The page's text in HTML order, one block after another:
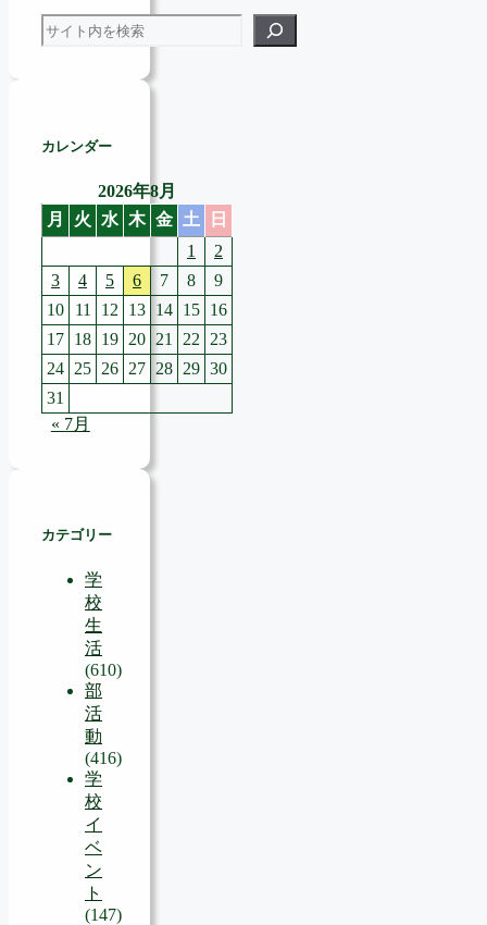
検索
カレンダー
2026年8月
月
火 水 木 金 土
日
1
2
3
4 5 6 7 8
9
10
11 12 13 14 15 16
17 18 19 20 21 22
23
24 25 26 27 28 29 30
31
« 7月
カテゴリー
学
校
生
活
(610)
部
活
動
(416)
学
校
イ
ベ
ン
ト
(147)